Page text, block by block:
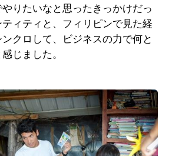
りたいなと思ったきっかけだっ
ィティと、フィリピンで見た経
クロして、ビジネスの力で何と
じました。